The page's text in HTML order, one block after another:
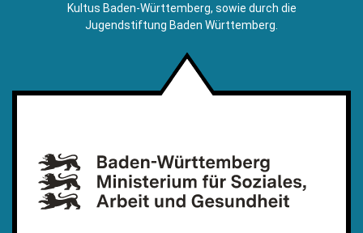
Kultus Baden-Württemberg, sowie durch die
Jugendstiftung Baden Württemberg.